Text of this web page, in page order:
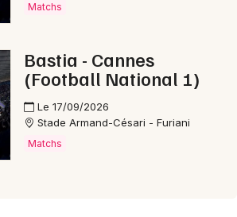
Je m'abonne
Matchs
Bastia - Cannes
(Football National 1)
Le 17/09/2026
Stade Armand-Césari - Furiani
Matchs